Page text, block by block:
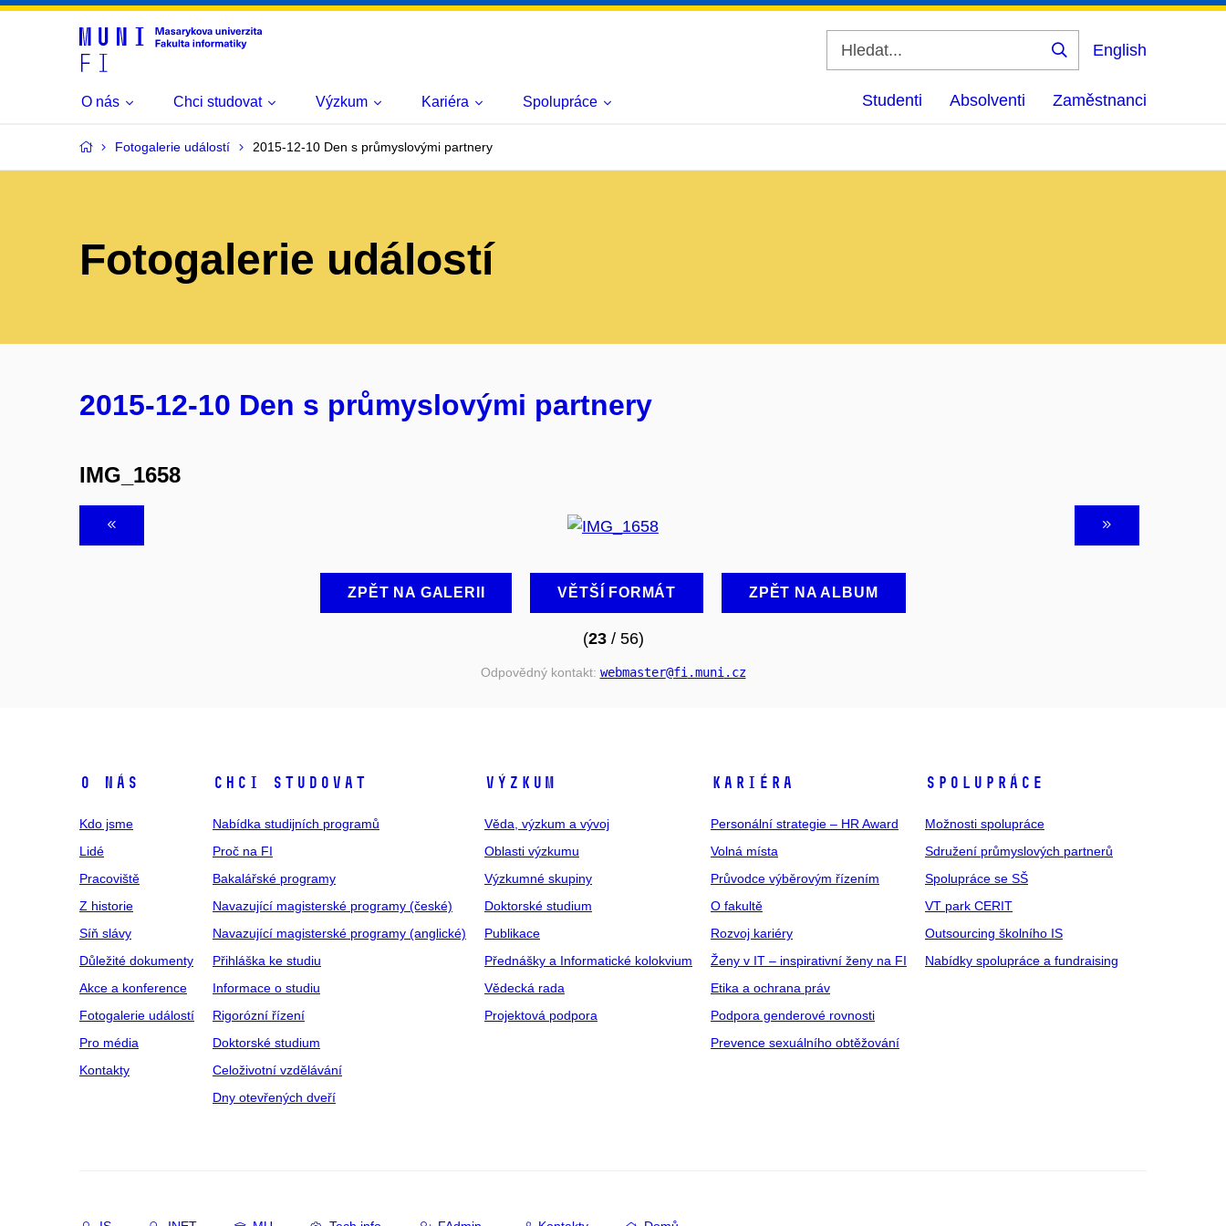
Vyhledat
English
O nás Chci studovat Výzkum Kariéra Spolupráce Studenti Absolventi Zaměstnanci
Fotogalerie událostí 2015-12-10 Den s průmyslovými partnery
Fotogalerie událostí
2015-12-10 Den s průmyslovými partnery
IMG_1658
ZPĚT NA GALERII VĚTŠÍ FORMÁT ZPĚT NA ALBUM
(23/ 56)
Odpovědný kontakt: webmaster@fi .muni .cz
O NÁS
Kdo jsme
Lidé
Pracoviště
Z historie
Síň slávy
Důležité dokumenty
Akce a konference
Fotogalerie událostí
Pro média
Kontakty
CHCI STUDOVAT
Nabídka studijních programů
Proč na FI
Bakalářské programy
Navazující magisterské programy (české)
Navazující magisterské programy (anglické)
Přihláška ke studiu
Informace o studiu
Rigorózní řízení
Doktorské studium
Celoživotní vzdělávání
Dny otevřených dveří
VÝZKUM
Věda, výzkum a vývoj
Oblasti výzkumu
Výzkumné skupiny
Doktorské studium
Publikace
Přednášky a Informatické kolokvium
Vědecká rada
Projektová podpora
KARIÉRA
Personální strategie – HR Award
Volná místa
Průvodce výběrovým řízením
O fakultě
Rozvoj kariéry
Ženy v IT – inspirativní ženy na FI
Etika a ochrana práv
Podpora genderové rovnosti
Prevence sexuálního obtěžování
SPOLUPRÁCE
Možnosti spolupráce
Sdružení průmyslových partnerů
Spolupráce se SŠ
VT park CERIT
Outsourcing školního IS
Nabídky spolupráce a fundraising